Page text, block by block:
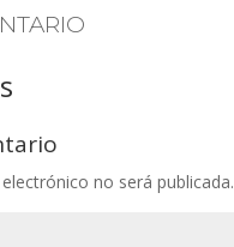
no será publicada.